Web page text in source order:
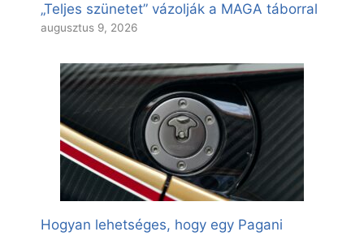
„Teljes szünetet” vázolják a MAGA táborral
augusztus 9, 2026
Hogyan lehetséges, hogy egy Pagani